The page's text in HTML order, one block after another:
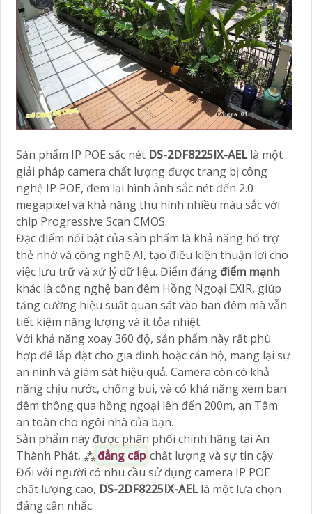
Sản phẩm IP POE sắc nét DS-2DF8225IX-AELlà một
giải pháp camera chất lượng được trang bị công
nghệ IP POE, đem lại hình ảnh sắc nét đến 2.0
megapixel và khả năng thu hình nhiều màu sắc với
chip Progressive Scan CMOS.
Đặc điểm nổi bật của sản phẩm là khả năng hổ trợ
thẻ nhớ và công nghệ AI, tạo điều kiện thuận lợi cho
việc lưu trữ và xử lý dữ liệu. Điểm đáng điểm mạnh
khác là công nghệ ban đêm Hồng Ngoại EXIR, giúp
tăng cường hiệu suất quan sát vào ban đêm mà vẫn
tiết kiệm năng lượng và ít tỏa nhiệt.
Với khả năng xoay 360 độ, sản phẩm này rất phù
hợp để lắp đặt cho gia đình hoặc căn hộ, mang lại sự
an ninh và giám sát hiệu quả. Camera còn có khả
năng chịu nước, chống bụi, và có khả năng xem ban
đêm thông qua hồng ngoại lên đến 200m, an Tâm
an toàn cho ngôi nhà của bạn.
Sản phẩm này được phân phối chính hãng tại An
Thành Phát, ⁂đẳng cấp chất lượng và sự tin cậy.
Đối với người có nhu cầu sử dụng camera IP POE
chất lượng cao, DS-2DF8225IX-AELlà một lựa chọn
đáng cân nhắc.